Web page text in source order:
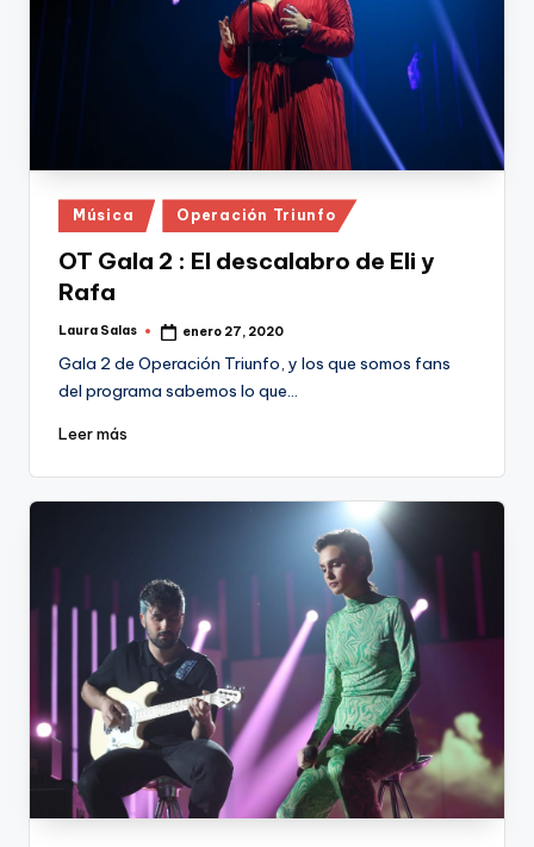
Publicado
en
Música Operación Triunfo
OT Gala 2 : El descalabro de Eli y
Rafa
Publicado
Laura Salas enero 27, 2020
Gala 2 de Operación Triunfo, y los que somos fans
del programa sabemos lo que…
Leer más